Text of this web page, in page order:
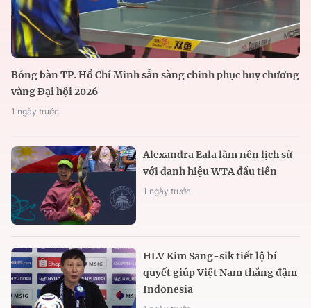
Bóng bàn TP. Hồ Chí Minh sẵn sàng chinh phục huy chương
vàng Đại hội 2026
1 ngày trước
Alexandra Eala làm nên lịch sử
với danh hiệu WTA đầu tiên
1 ngày trước
HLV Kim Sang-sik tiết lộ bí
quyết giúp Việt Nam thắng đậm
Indonesia